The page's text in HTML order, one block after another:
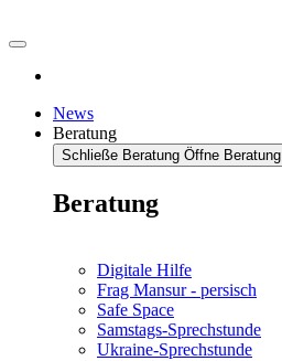
News
Beratung
Schließe Beratung Öffne Beratung
Beratung
Digitale Hilfe
Frag Mansur - persisch
Safe Space
Samstags-Sprechstunde
Ukraine-Sprechstunde